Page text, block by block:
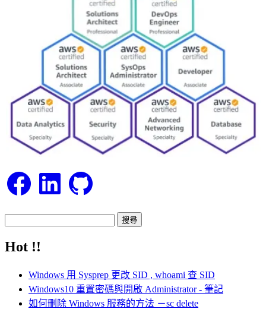
FacebookLinkedIn GitHub
關
Hot !!
Windows 用 Sysprep 更改 SID , whoami 查 SID
Windows10 重置密碼與開啟 Administrator - 筆記
如何刪除 Windows 服務的方法 －sc delete